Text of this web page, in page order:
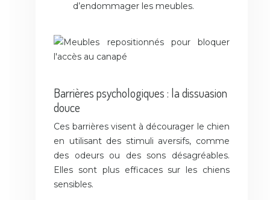
d’endommager les meubles.
Barrières psychologiques : la dissuasion
douce
Ces barrières visent à décourager le chien
en utilisant des stimuli aversifs, comme
des odeurs ou des sons désagréables.
Elles sont plus efficaces sur les chiens
sensibles.